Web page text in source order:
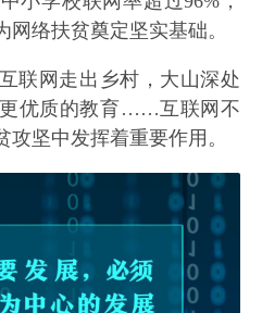
络扶贫奠定坚实基础。
联网走出乡村，大山深处
优质的教育……互联网不
坚中发挥着重要作用。